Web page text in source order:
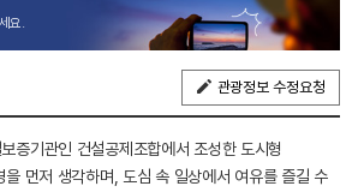
요.
관광정보 수정요청
증기관인 건설공제조합에서 조성한 도시형
을 먼저 생각하며, 도심 속 일상에서 여유를 즐길 수